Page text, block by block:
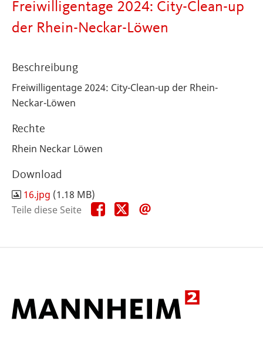
Freiwilligentage 2024: City-Clean-up
der Rhein-Neckar-Löwen
Beschreibung
Freiwilligentage 2024: City-Clean-up der Rhein-
Neckar-Löwen
Rechte
Rhein Neckar Löwen
Download
16.jpg (1.18 MB)
Teile diese Seite
Teile
diese
Teile
diese